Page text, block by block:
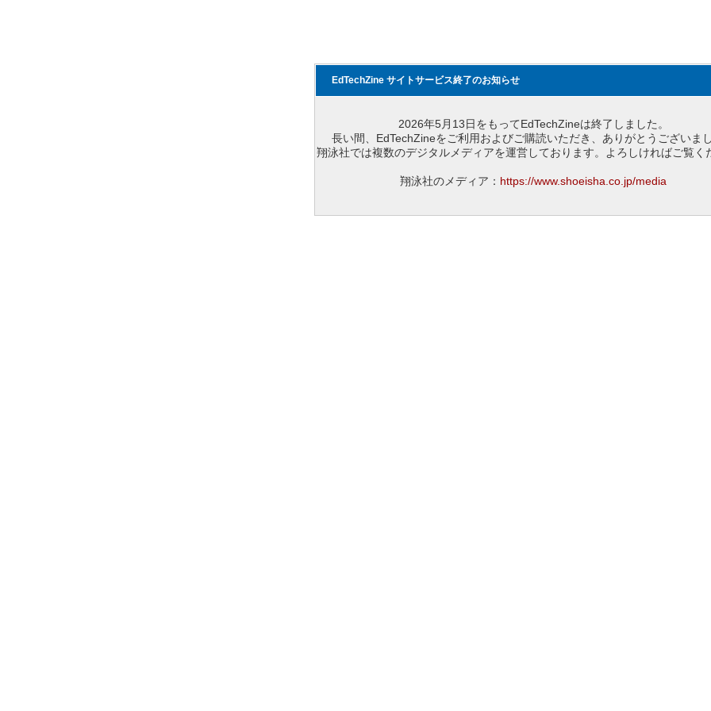
EdTechZine サイトサービス終了のお知らせ
2026年5月13日をもってEdTechZineは終了しました。
長い間、EdTechZineをご利用およびご購読いただき、ありがとうございまし
翔泳社では複数のデジタルメディアを運営しております。よろしければご覧く
翔泳社のメディア： https://www.shoeisha.co.jp/media